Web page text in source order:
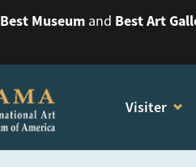
Best Museum and Best Art
Visiter